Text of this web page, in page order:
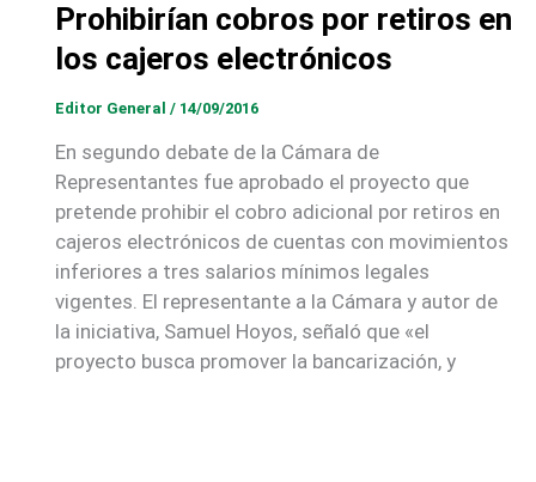
Prohibirían cobros por retiros en
los cajeros electrónicos
Editor General / 14/09/2016
En segundo debate de la Cámara de
Representantes fue aprobado el proyecto que
pretende prohibir el cobro adicional por retiros en
cajeros electrónicos de cuentas con movimientos
inferiores a tres salarios mínimos legales
vigentes. El representante a la Cámara y autor de
la iniciativa, Samuel Hoyos, señaló que «el
proyecto busca promover la bancarización, y